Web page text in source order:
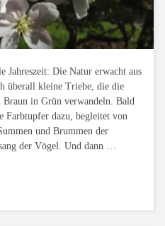
Jahreszeit: Die Natur erwacht aus
überall kleine Triebe, die die
Braun in Grün verwandeln. Bald
Farbtupfer dazu, begleitet von
und Brummen der
der Vögel. Und dann …